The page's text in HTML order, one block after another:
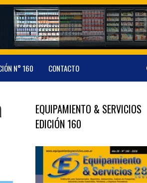
N° 160 CONTACTO
EQUIPAMIENTO & SERVICIOS
EDICIÓN 160